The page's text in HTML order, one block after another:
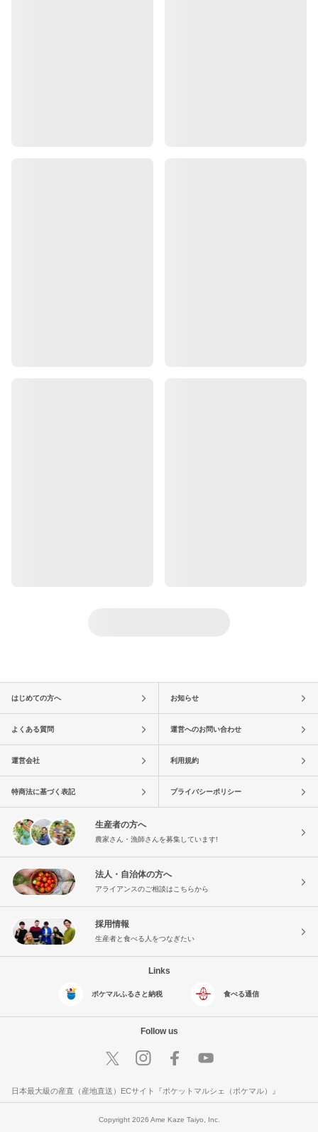
はじめての方へ お知らせ
よくある質問 運営へのお問い合わせ
運営会社 利用規約
特商法に基づく表記 プライバシーポリシー
生産者の方へ
農家さん・漁師さんを募集しています!
法人・自治体の方へ
アライアンスのご相談はこちらから
採用情報
生産者と食べる人をつなぎたい
Links
ポケマルふるさと納税 食べる通信
Follow us
日本最大級の産直（産地直送）ECサイト『ポケットマルシェ（ポケマル）』
Copyright 2026 Ame Kaze Taiyo, Inc.